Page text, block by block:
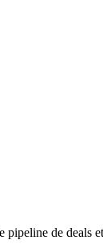
de deals